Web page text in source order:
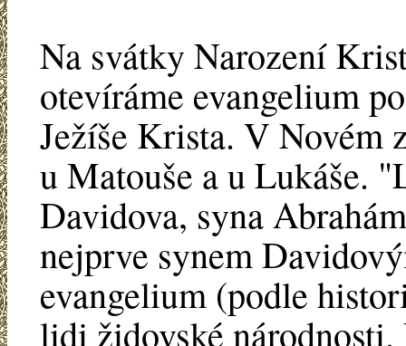
Na svátky Narození
otevíráme evangelium
Ježíše Krista. V Novém
u Matouše a u Lukáše.
Davidova, syna
nejprve synem
evangelium (podle
lidi židovské